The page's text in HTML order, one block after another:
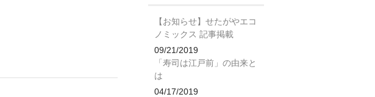
【お知らせ】せたがやエコ
ノミックス 記事掲載
09/21/2019
「寿司は江戸前」の由来と
は
04/17/2019